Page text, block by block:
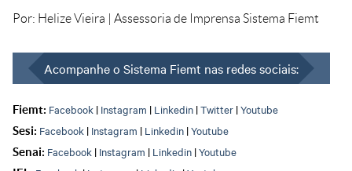
Por: Helize Vieira | Assessoria de Imprensa Sistema Fiemt
Acompanhe o Sistema Fiemt nas redes sociais:
Fiemt: Facebook | Instagram | Linkedin |Twitter |Youtube
Sesi: Facebook | Instagram | Linkedin |Youtube
Senai: Facebook | Instagram | Linkedin |Youtube